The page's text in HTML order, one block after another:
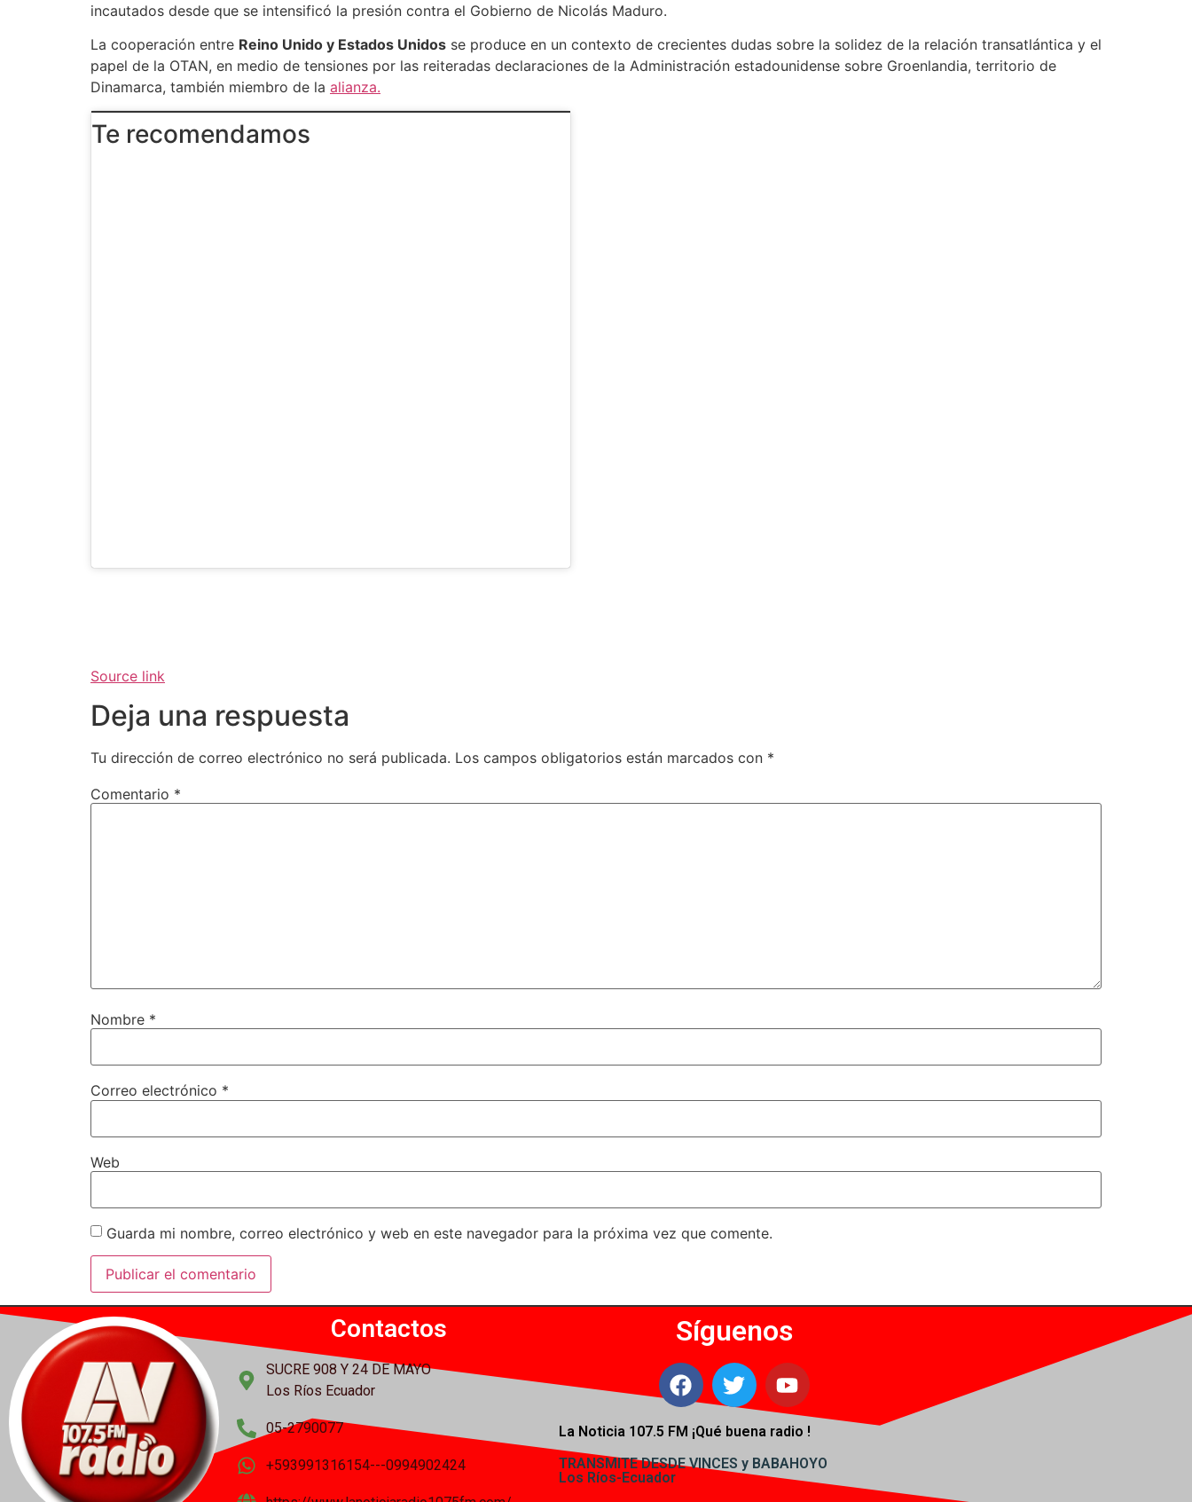
incautados desde que se intensificó la presión contra el Gobierno de Nicolás Maduro.
La cooperación entre Reino Unido y Estados Unidos se produce en un contexto de crecientes dudas sobre la solidez de la relación transatlántica y el
papel de la OTAN, en medio de tensiones por las reiteradas declaraciones de la Administración estadounidense sobre Groenlandia, territorio de
Dinamarca, también miembro de la alianza.
Te recomendamos
Source link
Deja una respuesta
Tu dirección de correo electrónico no será publicada. Los campos obligatorios están marcados con *
Comentario *
Nombre *
Correo electrónico *
Web
Guarda mi nombre, correo electrónico y web en este navegador para la próxima vez que comente.
Contactos
SUCRE 908 Y 24 DE MAYO
Los Ríos Ecuador
05-2790077
+593991316154---0994902424
Síguenos
La Noticia 107.5 FM ¡Qué buena radio !
TRANSMITE DESDE VINCES y BABAHOYO
Los Ríos-Ecuador